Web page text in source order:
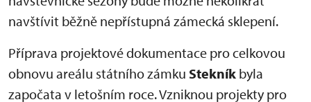
navštívit běžně nepřístupná zámecká sklepení.
Příprava projektové dokumentace pro celkovou
obnovu areálu státního zámku Stekník byla
započata v letošním roce. Vzniknou projekty pro